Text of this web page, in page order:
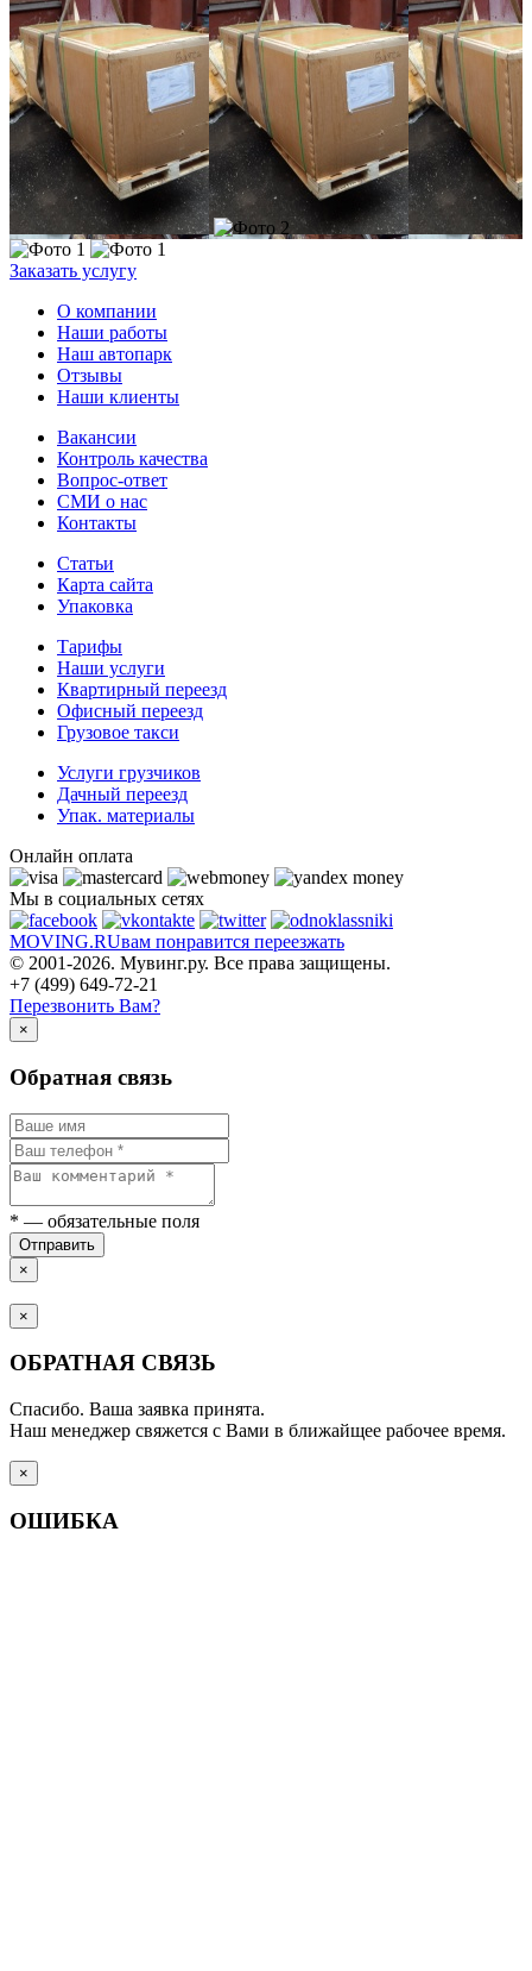
Заказать услугу
О компании
Наши работы
Наш автопарк
Отзывы
Наши клиенты
Вакансии
Контроль качества
Вопрос-ответ
СМИ о нас
Контакты
Статьи
Карта сайта
Упаковка
Тарифы
Наши услуги
Квартирный переезд
Офисный переезд
Грузовое такси
Услуги грузчиков
Дачный переезд
Упак. материалы
Онлайн оплата
Мы в социальных сетях
MOVING.RUвам понравится переезжать
© 2001-2026. Мувинг.ру. Все права защищены.
+7 (499) 649-72-21
Перезвонить Вам?
×
Обратная связь
* — обязательные поля
Отправить
×
×
ОБРАТНАЯ СВЯЗЬ
Спасибо. Ваша заявка принята.
Наш менеджер свяжется с Вами в ближайщее рабочее время.
×
ОШИБКА